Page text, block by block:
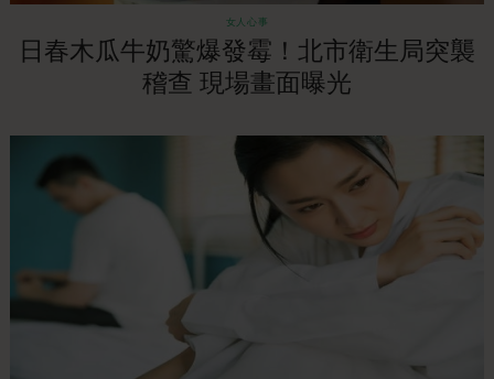
女人心事
日春木瓜牛奶驚爆發霉！北市衛生局突襲
稽查 現場畫面曝光